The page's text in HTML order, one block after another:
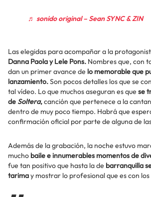
♬ sonido original – Sean SYNC & ZIN
Las elegidas para acompañar a la
Danna Paola y Lele Pons. Nombres que, con
dan un primer avance de lo memorable que
lanzamiento.Son pocos detalles los que se
tal vídeo. Lo que muchos aseguran es que se
de Soltera,canción que pertenece a la
dentro de muy poco tiempo. Habrá que
confirmación oficial por parte de alguna de
Además de la grabación, la noche estuvo
mucho baile e innumerables momentos de
fue tan positivo que hasta la de barranquilla
tarimay mostrar lo profesional que es con los